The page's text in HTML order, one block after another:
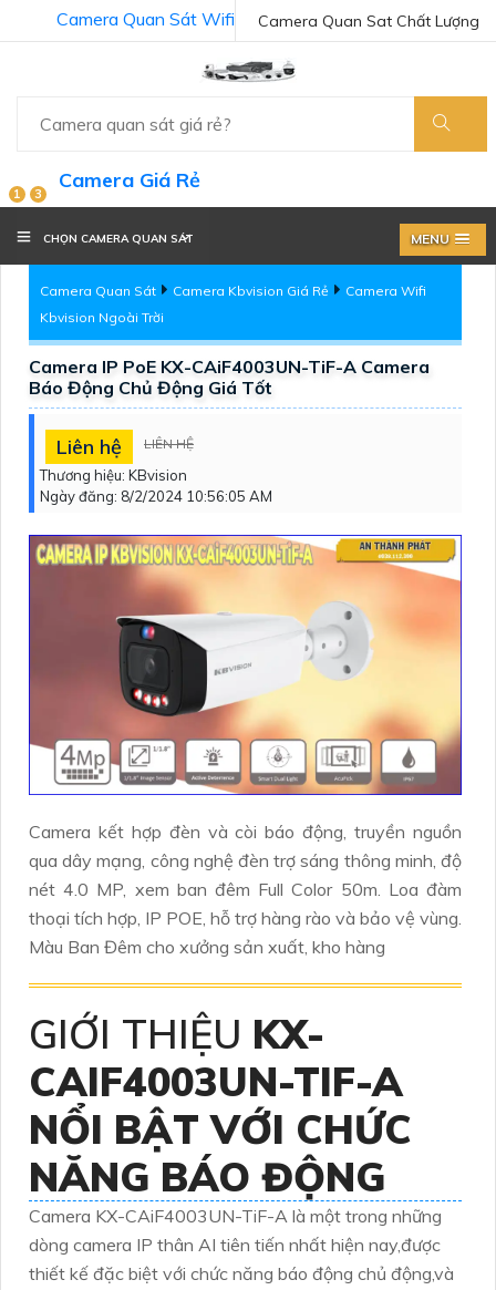
Camera Quan Sat Chất Lượng
Camera Quan Sát Wifi
1 3
Camera Giá Rẻ
CHỌN CAMERA QUAN SÁT MENU
Camera Quan Sát Camera Kbvision Giá Rẻ
Camera Wifi
Kbvision Ngoài Trời
Camera IP PoE KX-CAiF4003UN-TiF-A Camera
Báo Động Chủ Động Giá Tốt
Liên hệ LIÊN HỆ
Thương hiệu: KBvision
Ngày đăng: 8/2/2024 10:56:05 AM
Camera kết hợp đèn và còi báo động, truyền nguồn
qua dây mạng, công nghệ đèn trợ sáng thông minh, độ
nét 4.0 MP, xem ban đêm Full Color 50m. Loa đàm
thoại tích hợp, IP POE, hỗ trợ hàng rào và bảo vệ vùng.
Màu Ban Đêm cho xưởng sản xuất, kho hàng
GIỚI THIỆU KX-
CAIF4003UN-TIF-A
NỔI BẬT VỚI CHỨC
NĂNG BÁO ĐỘNG
Camera KX-CAiF4003UN-TiF-A là một trong những
dòng camera IP thân AI tiên tiến nhất hiện nay,được
thiết kế đặc biệt với chức năng báo động chủ động,và